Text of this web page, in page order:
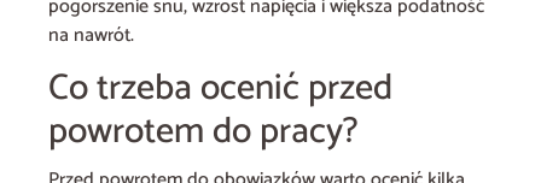
pogorszenie snu, wzrost napięcia i większa podatność
na nawrót.
Co trzeba ocenić przed
powrotem do pracy?